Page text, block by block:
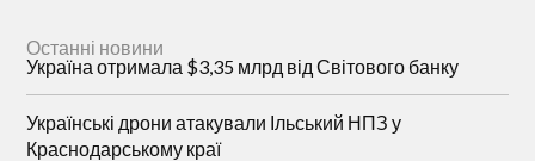
Останні новини
Україна отримала $3,35 млрд від Світового банку
Українські дрони атакували Ільський НПЗ у
Краснодарському краї